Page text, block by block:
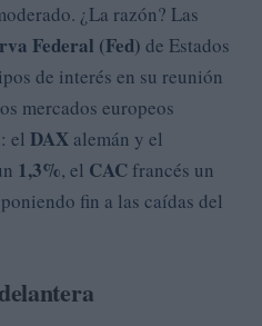
¿La razón? Las
Federal (Fed) de Estados
de interés en su reunión
mercados europeos
el DAX alemán y el
1,3%, el CAC francés un
fin a las caídas del